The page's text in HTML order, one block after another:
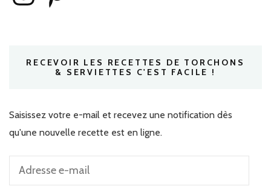
RECEVOIR LES RECETTES DE TORCHONS
& SERVIETTES C'EST FACILE !
Saisissez votre e-mail et recevez une notification dès
qu'une nouvelle recette est en ligne.
Adresse